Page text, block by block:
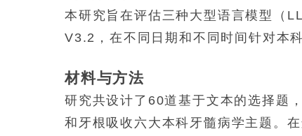
本研究旨在评估三种大型语言模型（
V3.2，在不同日期和不同时间针对本
材料与方法
研究共设计了60道基于文本的选择题
和牙根吸收六大本科牙髓病学主题。